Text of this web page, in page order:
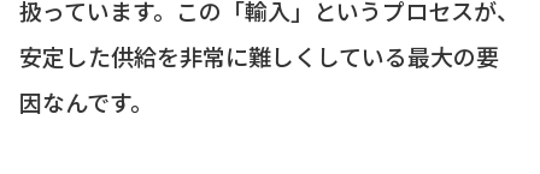
扱っています。この「輸入」というプロセスが、
安定した供給を非常に難しくしている最大の要
因なんです。